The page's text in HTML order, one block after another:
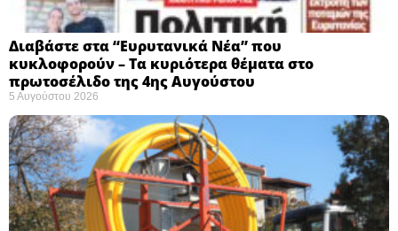
Διαβάστε στα “Ευρυτανικά Νέα” που
κυκλοφορούν – Τα κυριότερα θέματα στο
πρωτοσέλιδο της 4ης Αυγούστου
5 Αυγούστου 2026